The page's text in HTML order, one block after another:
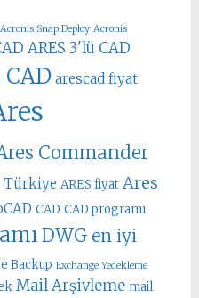
Acronis Snap Deploy Acronis
ARES 3'lü CAD
CAD arescad fiyat
Commander
Türkiye ARES fiyat Ares
CAD CAD programı
DWG en iyi
Backup Exchange Yedekleme
Mail Arşivleme mail